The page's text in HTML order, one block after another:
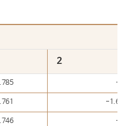
2
.785 -
.761 -
.746 -